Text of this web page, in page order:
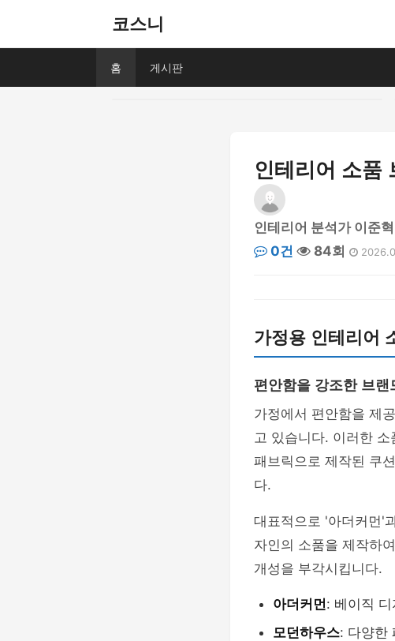
코스니
홈 게시판
인테리어 소품
인테리어 분석가 이준혁
0건
84회
가정용 인테리어
편안함을 강조한 브랜
가정에서 편안함을 제
고 있습니다. 이러한 소
패브릭으로 제작된 쿠
다.
대표적으로 '아더커먼'
자인의 소품을 제작하
개성을 부각시킵니다.
아더커먼: 베이직
모던하우스: 다양한